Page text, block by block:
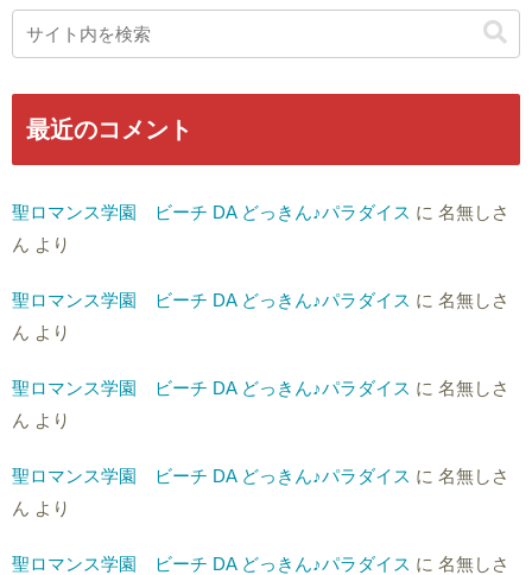
最近のコメント
聖ロマンス学園 ビーチ DA どっきん♪パラダイス に 名無しさ
ん より
聖ロマンス学園 ビーチ DA どっきん♪パラダイス に 名無しさ
ん より
聖ロマンス学園 ビーチ DA どっきん♪パラダイス に 名無しさ
ん より
聖ロマンス学園 ビーチ DA どっきん♪パラダイス に 名無しさ
ん より
聖ロマンス学園 ビーチ DA どっきん♪パラダイス に 名無しさ